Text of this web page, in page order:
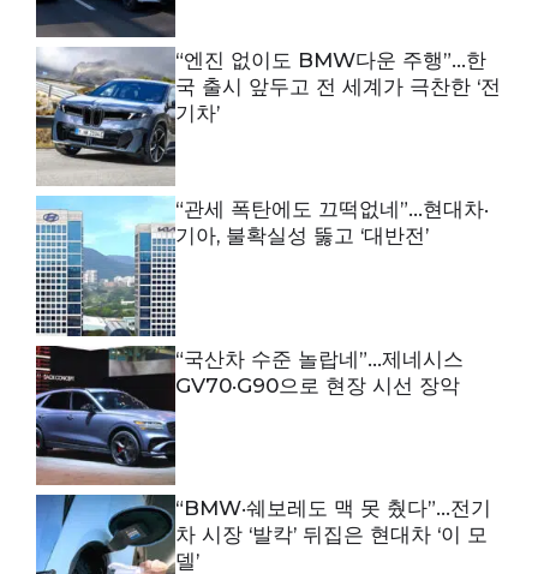
“엔진 없이도 BMW다운 주행”…한
국 출시 앞두고 전 세계가 극찬한 ‘전
기차’
“관세 폭탄에도 끄떡없네”…현대차·
기아, 불확실성 뚫고 ‘대반전’
“국산차 수준 놀랍네”…제네시스
GV70·G90으로 현장 시선 장악
“BMW·쉐보레도 맥 못 췄다”…전기
차 시장 ‘발칵’ 뒤집은 현대차 ‘이 모
델’